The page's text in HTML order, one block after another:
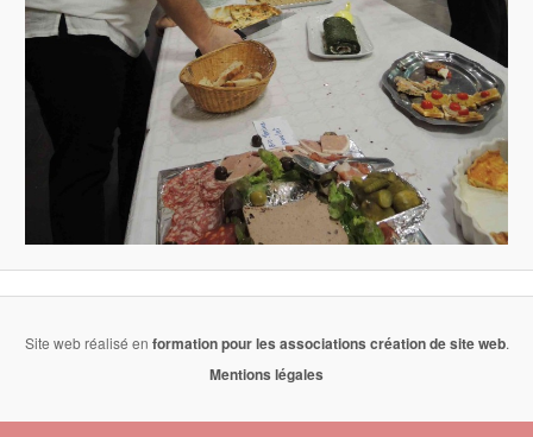
Site web réalisé en formation pour les associations création de site web.
Mentions légales